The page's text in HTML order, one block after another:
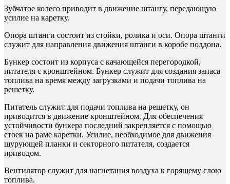
Зубчатое колесо приводит в движение штангу, передающую
усилие на каретку.
Опора штанги состоит из стойки, ролика и оси. Опора штанги
служит для направления движения штанги в коробе поддона.
Бункер состоит из корпуса с качающейся перегородкой,
питателя с кронштейном. Бункер служит для создания запаса
топлива на время между загрузками и подачи топлива на
решетку.
Питатель служит для подачи топлива на решетку, он
приводится в движение кронштейном. Для обеспечения
устойчивости бункера последний закрепляется с помощью
стоек на раме каретки. Усилие, необходимое для движения
шурующей планки и секторного питателя, создается
приводом.
Вентилятор служит для нагнетания воздуха к горящему слою
топлива.